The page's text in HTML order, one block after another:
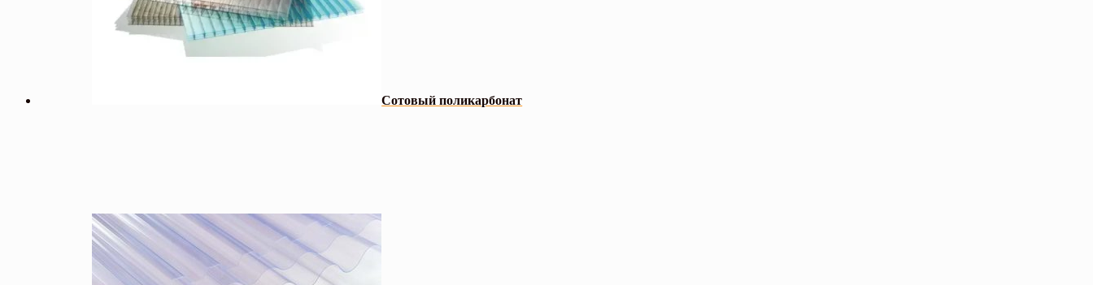
Сотовый поликарбонат